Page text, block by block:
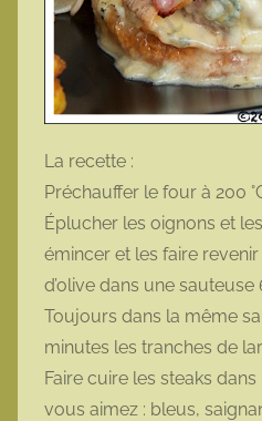
La recette :
Préchauffer le four à 200
Éplucher les oignons et
émincer et les faire
d’olive dans une sauteuse
Toujours dans la même
minutes les tranches de
Faire cuire les steaks
vous aimez : bleus,